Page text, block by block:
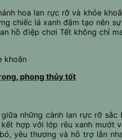
hoa lan rực rỡ và khỏe
chiếc lá xanh đậm tạo nên
hồ điệp chơi Tết không chỉ
khoắn
phong thủy tốt
những cành lan rực rỡ
hợp với lớp rêu xanh mướt
yêu thương và hỗ trợ lẫn